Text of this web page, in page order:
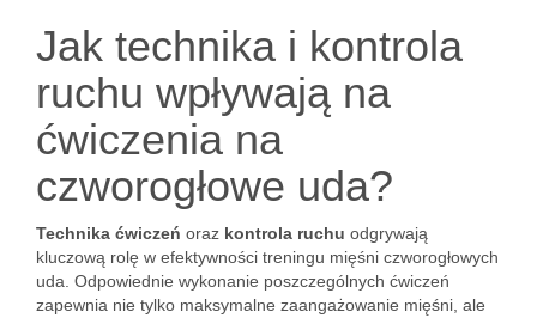
Jak technika i kontrola
ruchu wpływają na
ćwiczenia na
czworogłowe uda?
Technika ćwiczeń oraz kontrola ruchu odgrywają
kluczową rolę w efektywności treningu mięśni czworogłowych
uda. Odpowiednie wykonanie poszczególnych ćwiczeń
zapewnia nie tylko maksymalne zaangażowanie mięśni, ale